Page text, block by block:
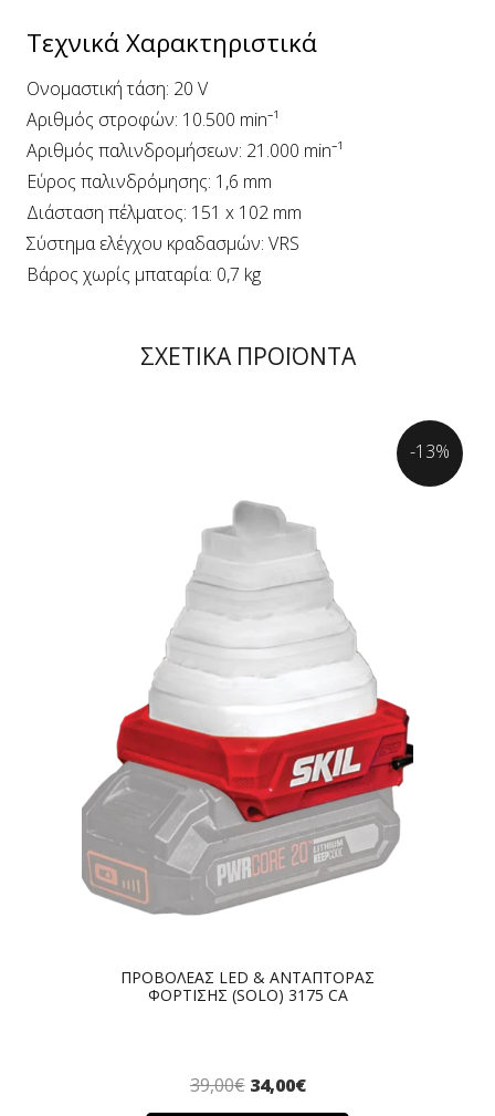
Τεχνικά Χαρακτηριστικά
Ονομαστική τάση: 20 V
Αριθμός στροφών: 10.500 min⁻¹
Αριθμός παλινδρομήσεων: 21.000 min⁻¹
Εύρος παλινδρόμησης: 1,6 mm
Διάσταση πέλματος: 151 x 102 mm
Σύστημα ελέγχου κραδασμών: VRS
Βάρος χωρίς μπαταρία: 0,7 kg
ΣΧΕΤΙΚΑ ΠΡΟΪΟΝΤΑ
ΠΡΟΒΟΛΕΑΣ LED & ΑΝΤΑΠΤΟΡΑΣ
ΦΟΡΤΙΣΗΣ (SOLO) 3175 CA
39,00€ 34,00€
-13%